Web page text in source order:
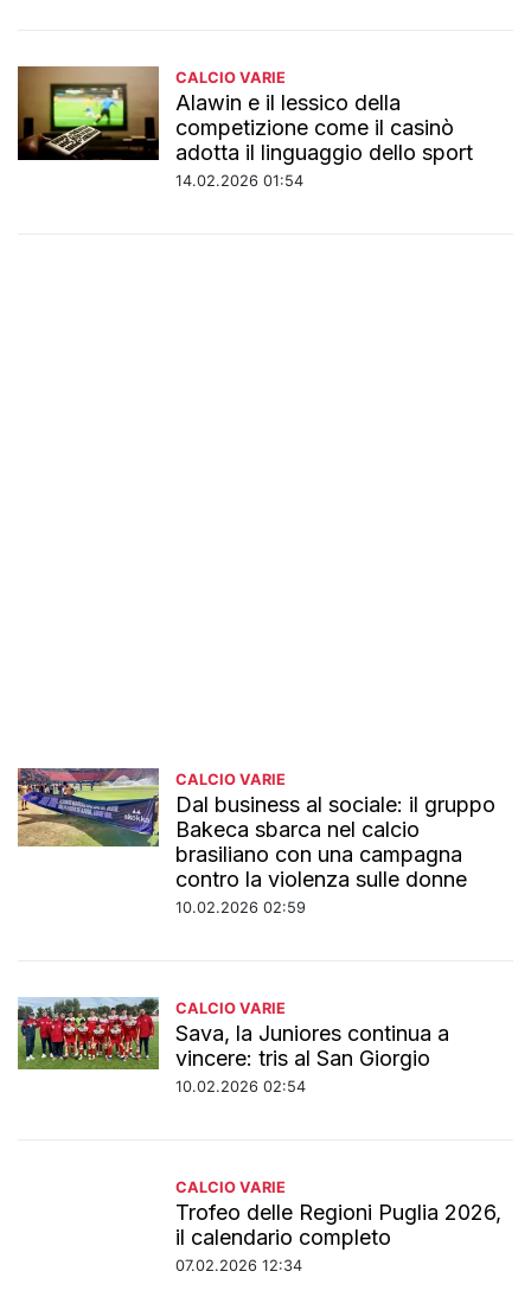
CALCIO VARIE
Alawin e il lessico della
competizione come il casinò
adotta il linguaggio dello sport
14.02.2026 01:54
CALCIO VARIE
Dal business al sociale: il gruppo
Bakeca sbarca nel calcio
brasiliano con una campagna
contro la violenza sulle donne
10.02.2026 02:59
CALCIO VARIE
Sava, la Juniores continua a
vincere: tris al San Giorgio
10.02.2026 02:54
CALCIO VARIE
Trofeo delle Regioni Puglia 2026,
il calendario completo
07.02.2026 12:34